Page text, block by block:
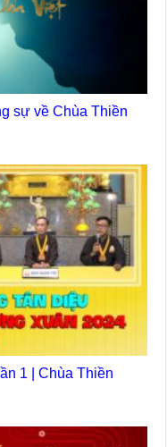
sự về Chùa Thiền
1 | Chùa Thiền